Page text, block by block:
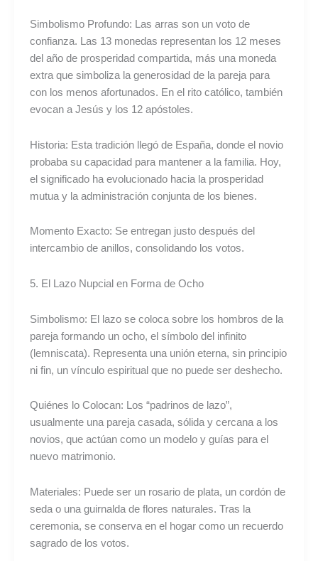
Simbolismo Profundo: Las arras son un voto de
confianza. Las 13 monedas representan los 12 meses
del año de prosperidad compartida, más una moneda
extra que simboliza la generosidad de la pareja para
con los menos afortunados. En el rito católico, también
evocan a Jesús y los 12 apóstoles.
Historia: Esta tradición llegó de España, donde el novio
probaba su capacidad para mantener a la familia. Hoy,
el significado ha evolucionado hacia la prosperidad
mutua y la administración conjunta de los bienes.
Momento Exacto: Se entregan justo después del
intercambio de anillos, consolidando los votos.
5. El Lazo Nupcial en Forma de Ocho
Simbolismo: El lazo se coloca sobre los hombros de la
pareja formando un ocho, el símbolo del infinito
(lemniscata). Representa una unión eterna, sin principio
ni fin, un vínculo espiritual que no puede ser deshecho.
Quiénes lo Colocan: Los “padrinos de lazo”,
usualmente una pareja casada, sólida y cercana a los
novios, que actúan como un modelo y guías para el
nuevo matrimonio.
Materiales: Puede ser un rosario de plata, un cordón de
seda o una guirnalda de flores naturales. Tras la
ceremonia, se conserva en el hogar como un recuerdo
sagrado de los votos.